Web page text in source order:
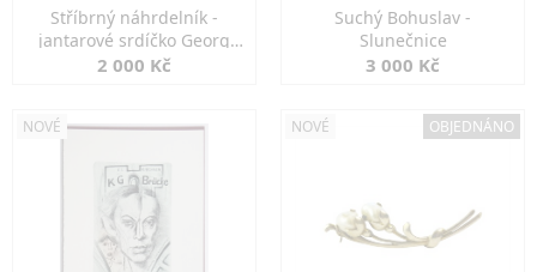
Stříbrný náhrdelník -
jantarové srdíčko Georg
Kramer
2 000 Kč
Suchý Bohuslav -
Slunečnice
3 000 Kč
NOVÉ NOVÉ OBJEDNÁNO